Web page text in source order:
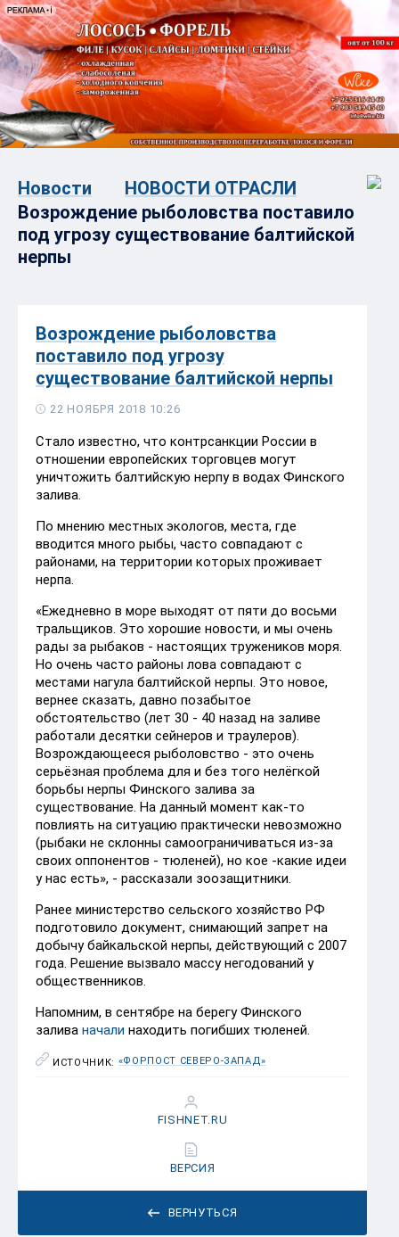
Новости
НОВОСТИ ОТРАСЛИ
Возрождение рыболовства поставило
под угрозу существование балтийской
нерпы
Возрождение рыболовства
поставило под угрозу
существование балтийской нерпы
22 НОЯБРЯ 2018 10:26
Стало известно, что контрсанкции России в
отношении европейских торговцев могут
уничтожить балтийскую нерпу в водах Финского
залива.
По мнению местных экологов, места, где
вводится много рыбы, часто совпадают с
районами, на территории которых проживает
нерпа.
«Ежедневно в море выходят от пяти до восьми
тральщиков. Это хорошие новости, и мы очень
рады за рыбаков - настоящих тружеников моря.
Но очень часто районы лова совпадают с
местами нагула балтийской нерпы. Это новое,
вернее сказать, давно позабытое
обстоятельство (лет 30 - 40 назад на заливе
работали десятки сейнеров и траулеров).
Возрождающееся рыболовство - это очень
серьёзная проблема для и без того нелёгкой
борьбы нерпы Финского залива за
существование. На данный момент как-то
повлиять на ситуацию практически невозможно
(рыбаки не склонны самоограничиваться из-за
своих оппонентов - тюленей), но кое -какие идеи
у нас есть», - рассказали зоозащитники.
Ранее министерство сельского хозяйство РФ
подготовило документ, снимающий запрет на
добычу байкальской нерпы, действующий с 2007
года. Решение вызвало массу негодований у
общественников.
Напомним, в сентябре на берегу Финского
залива начали находить погибших тюленей.
ИСТОЧНИК: «ФОРПОСТ СЕВЕРО-ЗАПАД»
ВЕРНУТЬСЯ
FISHNET.RU
ВЕРСИЯ